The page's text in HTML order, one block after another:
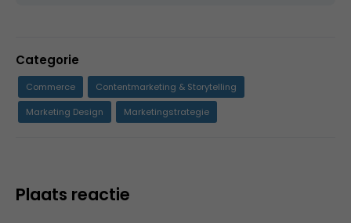
Categorie
Commerce
Contentmarketing & Storytelling
Marketing Design
Marketingstrategie
Plaats reactie